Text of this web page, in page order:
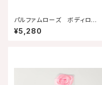
パルファムローズ ボディロー
ション
¥5,280